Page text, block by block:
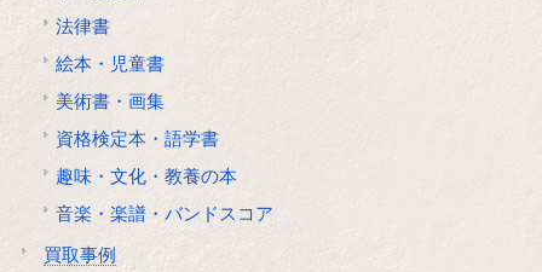
法律書
絵本・児童書
美術書・画集
資格検定本・語学書
趣味・文化・教養の本
音楽・楽譜・バンドスコア
買取事例